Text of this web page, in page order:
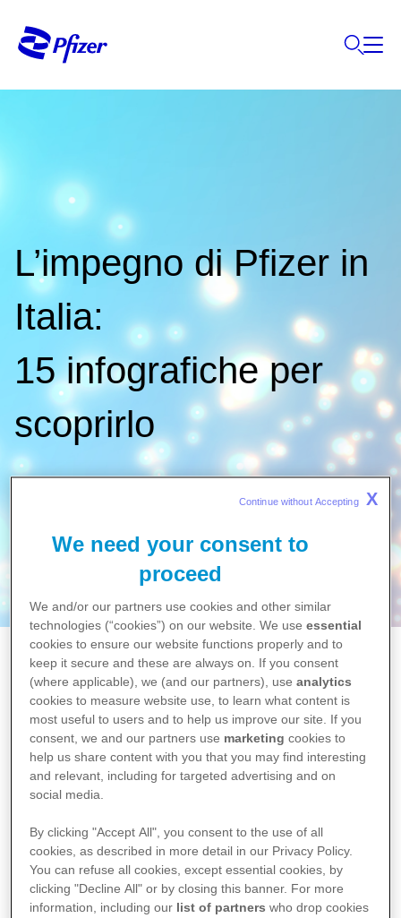
L’impegno di Pfizer in
Italia:
15 infografiche per
scoprirlo
Home
News
Notizie
L’impegno di Pfizer in Italia: 15 infografiche per
scoprirlo
15 infograficheraccontano ilvalore di Pfizer
in Italia. Questa nuova sezione raccoglie i
We need your consent to
proceed
We and/or our partners use cookies and other similar
technologies (“cookies”) on our website. We useessential
cookies to ensure our website functions properly and to
keep it secure and these are always on. If you consent
(where applicable), we (and our partners), useanalytics
cookies to measure website use, to learn what content is
most useful to users and to help us improve our site. If you
consent, we and our partners use marketing cookies to
help us share content with you that you may find interesting
and relevant, including for targeted advertising and on
social media.
By clicking "Accept All", you consent to the use of all
cookies, as described in more detail in our Privacy Policy.
You can refuse all cookies, except essential cookies, by
clicking "Decline All" or by closing this banner. For more
information, including our list of partners who drop cookies
Continue without Accepting X